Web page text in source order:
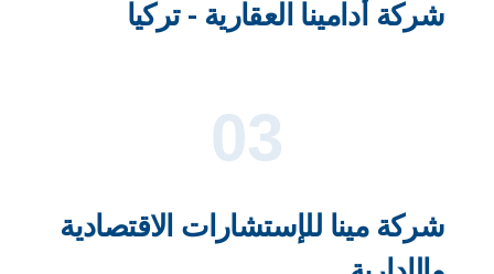
شركة أدامينا العقارية - تركيا
03
شركة مينا للإستشارات الاقتصادية